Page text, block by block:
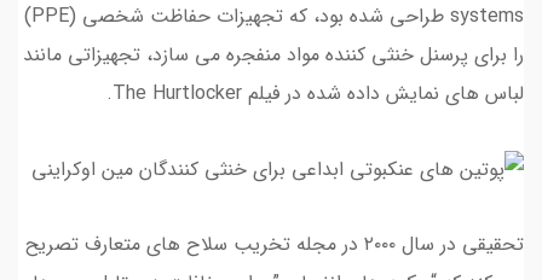
systems طراحی شده بود، که تجهیزات حفاظت شخصی (PPE)
را برای پرسنل خنثی کننده مواد منفجره می سازد، تجهیزاتی مانند
لباس های نمایش داده شده در فیلم The Hurtlocker.
تحقیقی در سال ۲۰۰۰ در مجله تخریب سلاح های متعارف تصریح